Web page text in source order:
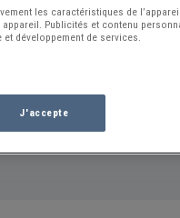
le 14 juillet
les caractéristiques de
Publicités et contenu
développement de services.
J'accepte